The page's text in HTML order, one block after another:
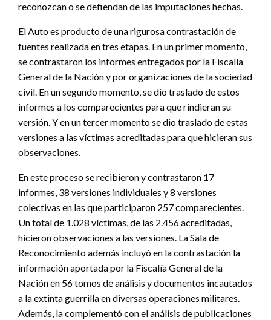
reconozcan o se defiendan de las imputaciones hechas.
El Auto es producto de una rigurosa contrastación de
fuentes realizada en tres etapas. En un primer momento,
se contrastaron los informes entregados por la Fiscalía
General de la Nación y por organizaciones de la sociedad
civil. En un segundo momento, se dio traslado de estos
informes a los comparecientes para que rindieran su
versión. Y en un tercer momento se dio traslado de estas
versiones a las víctimas acreditadas para que hicieran sus
observaciones.
En este proceso se recibieron y contrastaron 17
informes, 38 versiones individuales y 8 versiones
colectivas en las que participaron 257 comparecientes.
Un total de 1.028 víctimas, de las 2.456 acreditadas,
hicieron observaciones a las versiones. La Sala de
Reconocimiento además incluyó en la contrastación la
información aportada por la Fiscalía General de la
Nación en 56 tomos de análisis y documentos incautados
a la extinta guerrilla en diversas operaciones militares.
Además, la complementó con el análisis de publicaciones